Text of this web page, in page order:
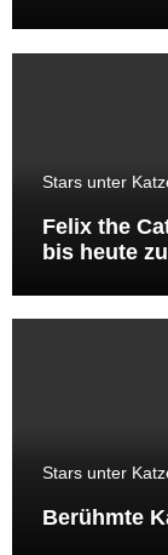
Stars unter
Felix the
bis heute
Stars unter
Berühmte